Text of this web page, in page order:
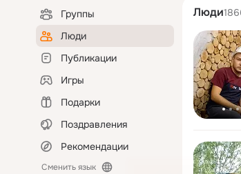
Группы
Люди
Публикации
Игры
Подарки
Поздравления
Рекомендации
Сменить язык
Люди